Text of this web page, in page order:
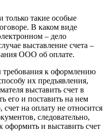
только такие особые
В каком виде
– дело
выставление счета –
ООО об оплате.
требования к оформлению
их предъявления,
выставить счет в
его и поставить на нем
на оплату не относится
следовательно,
оформить и выставить счет